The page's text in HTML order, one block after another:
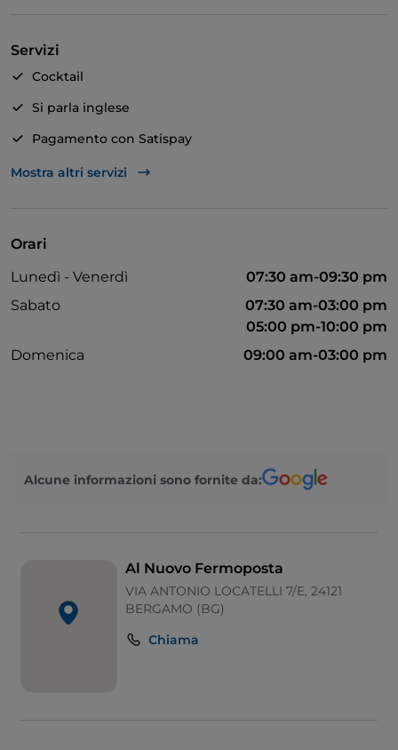
salati, 3 piatti dolce e un piatto light dalle 11:30 alle
14:30.
Servizi
Cocktail
Si parla inglese
Pagamento con Satispay
Tavoli all'aperto
Mostra altri servizi
Orari
Lunedì - Venerdì
07:30 am-09:30 pm
Sabato
07:30 am-03:00 pm
05:00 pm-10:00 pm
Domenica
09:00 am-03:00 pm
Alcune informazioni sono fornite da:
Al Nuovo Fermoposta
VIA ANTONIO LOCATELLI 7/E, 24121
BERGAMO (BG)
Chiama